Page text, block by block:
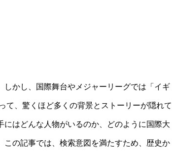
かし、国際舞台やメジャーリーグでは「イギ
て、驚くほど多くの背景とストーリーが隠れて
はどんな人物がいるのか、どのように国際大
の記事では、検索意図を満たすため、歴史か